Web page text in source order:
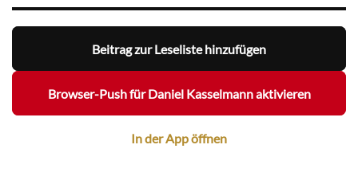
Beitrag zur Leseliste hinzufügen
Browser-Push für Daniel Kasselmann aktivieren
In der App öffnen